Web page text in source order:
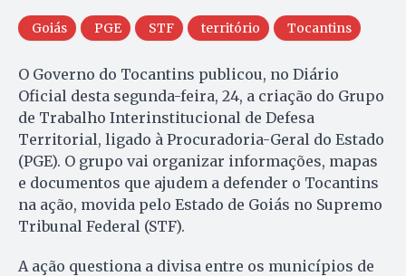
Goiás PGE STF território Tocantins
O Governo do Tocantins publicou, no Diário
Oficial desta segunda-feira, 24, a criação do Grupo
de Trabalho Interinstitucional de Defesa
Territorial, ligado à Procuradoria-Geral do Estado
(PGE). O grupo vai organizar informações, mapas
e documentos que ajudem a defender o Tocantins
na ação, movida pelo Estado de Goiás no Supremo
Tribunal Federal (STF).
A ação questiona a divisa entre os municípios de